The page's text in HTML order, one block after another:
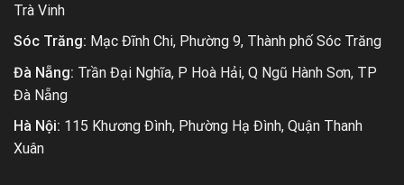
Trà Vinh
Sóc Trăng: Mạc Đĩnh Chi, Phường 9, Thành phố Sóc Trăng
Đà Nẵng: Trần Đại Nghĩa, P Hoà Hải, Q Ngũ Hành Sơn, TP
Đà Nẵng
Hà Nội: 115 Khương Đình, Phường Hạ Đình, Quận Thanh
Xuân